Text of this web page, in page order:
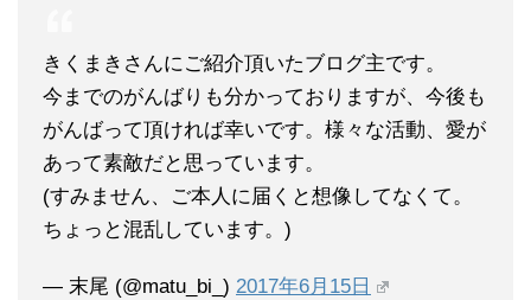
きくまきさんにご紹介頂いたブログ主です。
今までのがんばりも分かっておりますが、今後も
がんばって頂ければ幸いです。様々な活動、愛が
あって素敵だと思っています。
(すみません、ご本人に届くと想像してなくて。
ちょっと混乱しています。)
— 末尾 (@matu_bi_) 2017年6月15日